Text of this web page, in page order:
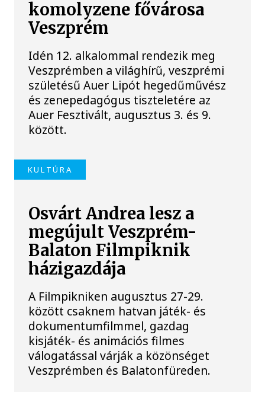
komolyzene fővárosa
Veszprém
Idén 12. alkalommal rendezik meg
Veszprémben a világhírű, veszprémi
születésű Auer Lipót hegedűművész
és zenepedagógus tiszteletére az
Auer Fesztivált, augusztus 3. és 9.
között.
KULTÚRA
Osvárt Andrea lesz a
megújult Veszprém-
Balaton Filmpiknik
házigazdája
A Filmpikniken augusztus 27-29.
között csaknem hatvan játék- és
dokumentumfilmmel, gazdag
kisjáték- és animációs filmes
válogatással várják a közönséget
Veszprémben és Balatonfüreden.